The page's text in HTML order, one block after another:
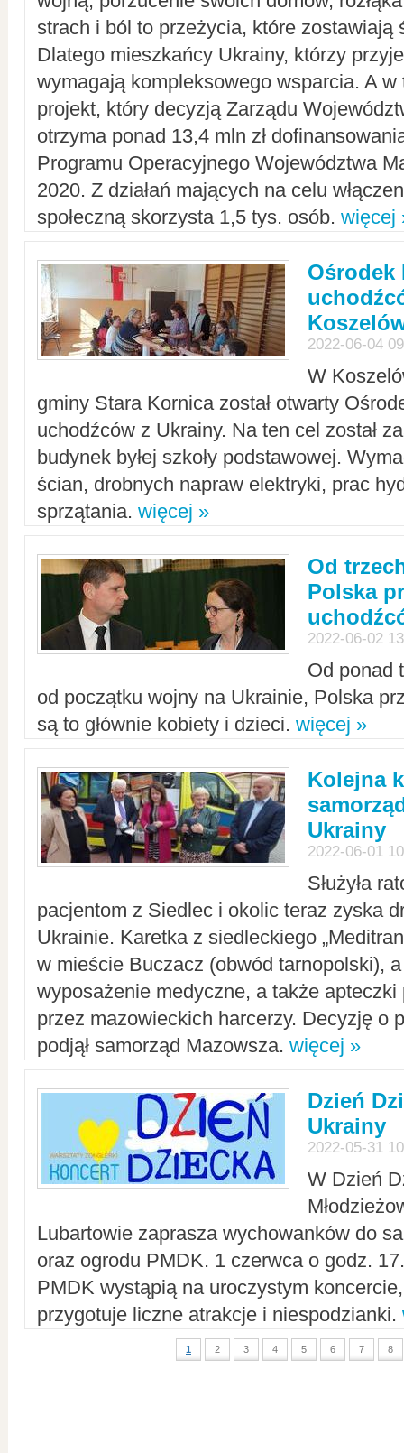
strach i ból to przeżycia, które zostawiają
Dlatego mieszkańcy Ukrainy, którzy
wymagają kompleksowego wsparcia. A w
projekt, który decyzją Zarządu
otrzyma ponad 13,4 mln zł
Programu Operacyjnego Województwa
2020. Z działań mających na celu
społeczną skorzysta 1,5 tys. osób. więcej
Ośrodek
2022-06-04
W
gminy Stara Kornica został otwarty
uchodźców z Ukrainy. Na ten cel został
budynek byłej szkoły podstawowej.
ścian, drobnych napraw elektryki, prac
sprzątania. więcej »
Od
Polska
2022-06-02
Od ponad
od początku wojny na Ukrainie, Polska
są to głównie kobiety i dzieci. więcej »
Kolejna
Ukrainy
2022-06-01
Służyła
pacjentom z Siedlec i okolic teraz zyska
Ukrainie. Karetka z siedleckiego
w mieście Buczacz (obwód tarnopolski),
wyposażenie medyczne, a także apteczki
przez mazowieckich harcerzy. Decyzję o
podjął samorząd Mazowsza. więcej »
Dzień
Ukrainy
2022-05-31
W Dzień
Lubartowie zaprasza wychowanków do
oraz ogrodu PMDK. 1 czerwca o godz.
PMDK wystąpią na uroczystym
przygotuje liczne atrakcje i niespodzianki.
1 2 3 4 5 6 7 8